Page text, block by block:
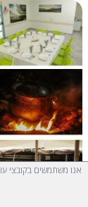
אנו משתמשים בקובצי